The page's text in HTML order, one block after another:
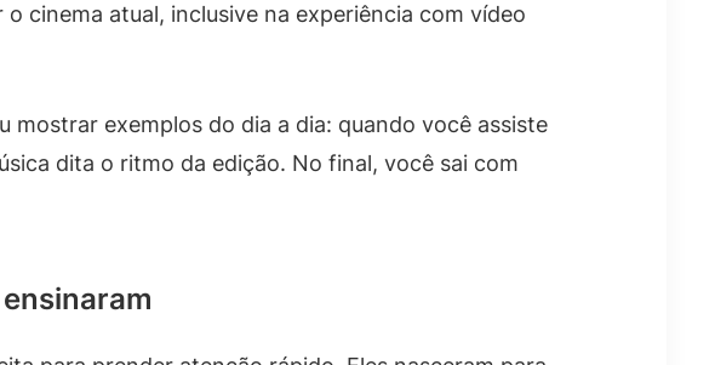
cinema atual, inclusive na experiência com vídeo
exemplos do dia a dia: quando você assiste
dita o ritmo da edição. No final, você sai com